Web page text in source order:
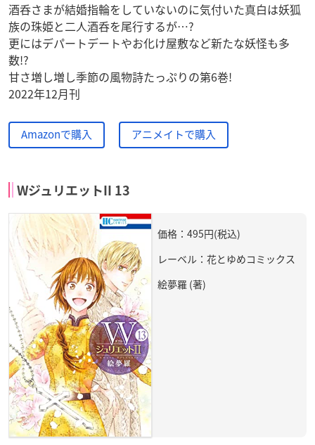
酒呑さまが結婚指輪をしていないのに気付いた真白は妖狐
族の珠姫と二人酒呑を尾行するが…?
更にはデパートデートやお化け屋敷など新たな妖怪も多
数!?
甘さ増し増し季節の風物詩たっぷりの第6巻!
2022年12月刊
Amazonで購入 アニメイトで購入
WジュリエットII 13
価格：495円(税込)
レーベル：花とゆめコミックス
絵夢羅 (著)